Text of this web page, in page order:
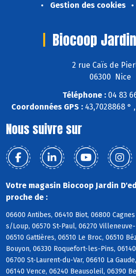
Gestion des cookies
Biocoop
2 rue Caïs de
06300 Nice
Téléphone : 04 83
Coordonnées GPS :43,7028868 °
Nous suivre sur
Votre magasin Biocoop Jardin
proche de :
06600 Antibes, 06410 Biot, 06800
s/Loup, 06570 St-Paul, 06270
06510 Gattières, 06510 Le Broc, 06510
Bouyon, 06330 Roquefort-les-Pins,
06700 St-Laurent-du-Var, 06610 La
06140 Vence, 06240 Beausoleil, 06390